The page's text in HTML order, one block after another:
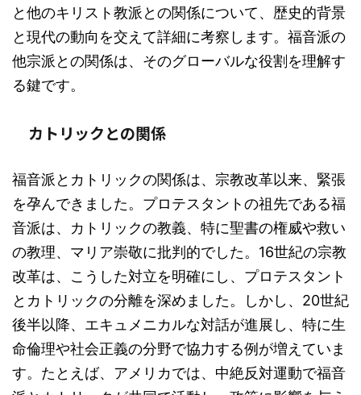
と他のキリスト教派との関係について、歴史的背景
と現代の動向を交えて詳細に考察します。福音派の
他宗派との関係は、そのグローバルな役割を理解す
る鍵です。
カトリックとの関係
福音派とカトリックの関係は、宗教改革以来、緊張
を孕んできました。プロテスタントの祖先である福
音派は、カトリックの教義、特に聖書の権威や救い
の教理、マリア崇敬に批判的でした。16世紀の宗教
改革は、こうした対立を明確にし、プロテスタント
とカトリックの分離を深めました。しかし、20世紀
後半以降、エキュメニカルな対話が進展し、特に生
命倫理や社会正義の分野で協力する例が増えていま
す。たとえば、アメリカでは、中絶反対運動で福音